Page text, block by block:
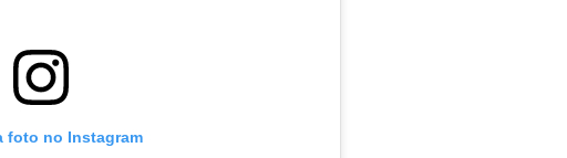
foto no Instagram